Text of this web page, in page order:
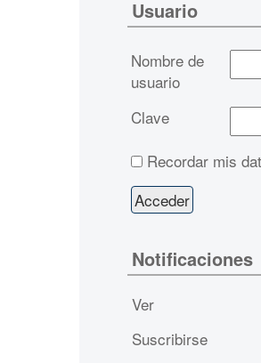
Usuario
Nombre de
usuario
Clave
Recordar mis
Notificaciones
Ver
Suscribirse